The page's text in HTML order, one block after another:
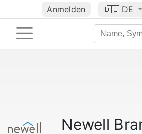
Anmelden 🇩🇪 DE
Newell